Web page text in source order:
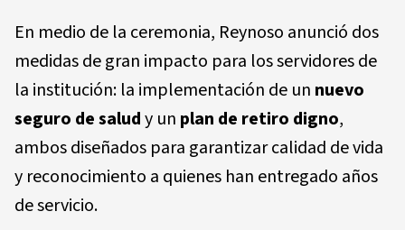
En medio de la ceremonia, Reynoso anunció dos
medidas de gran impacto para los servidores de
la institución: la implementación de un nuevo
seguro de saludy un plan de retiro digno,
ambos diseñados para garantizar calidad de vida
y reconocimiento a quienes han entregado años
de servicio.